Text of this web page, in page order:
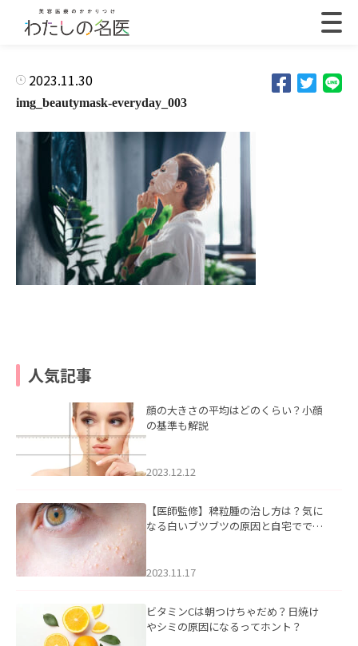
2023.11.30
img_beautymask-everyday_003
人気記事
顔の大きさの平均はどのくらい？小顔
の基準も解説
2023.12.12
【医師監修】稗粒腫の治し方は？気に
なる白いブツブツの原因と自宅ででき
2023.11.17
ビタミンCは朝つけちゃだめ？日焼け
やシミの原因になるってホント？